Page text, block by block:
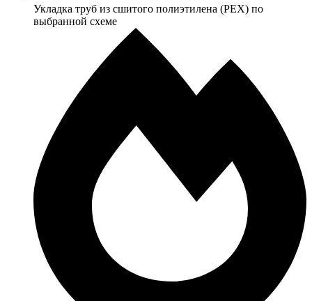
Укладка труб из сшитого полиэтилена (PEX) по
выбранной схеме